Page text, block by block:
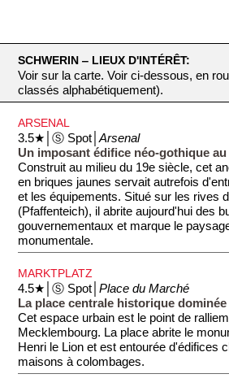
SCHWERIN ‒ LIEUX D'INTÉRÊT:
Voir sur la carte. Voir ci-dessous, en
classés alphabétiquement).
ARSENAL
3.5★│Ⓢ Spot│Arsenal
Un imposant édifice néo-gothique
Construit au milieu du 19e siècle, cet
en briques jaunes servait autrefois
et les équipements. Situé sur les rives
(Pfaffenteich), il abrite aujourd'hui des
gouvernementaux et marque le
monumentale.
MARKTPLATZ
4.5★│Ⓢ Spot│Place du Marché
La place centrale historique
Cet espace urbain est le point de
Mecklembourg. La place abrite le
Henri le Lion et est entourée d'édifices
maisons à colombages.